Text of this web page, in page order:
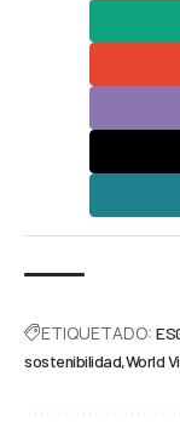
ETIQUETADO:
sostenibilidad World